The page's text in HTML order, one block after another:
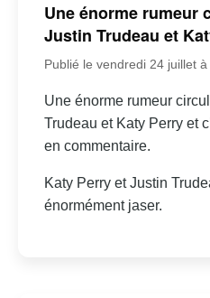
Une énorme rumeur
Justin Trudeau et
Publié le vendredi 24 juillet
Une énorme rumeur
Trudeau et Katy Perry et
en commentaire.
Katy Perry et Justin
énormément jaser.